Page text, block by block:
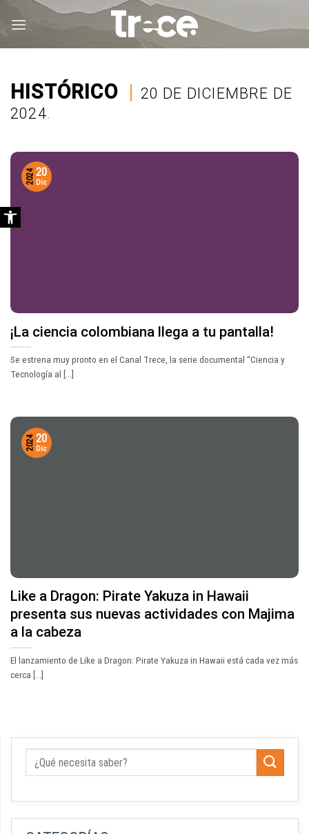
HISTÓRICO | 20 DE DICIEMBRE DE
2024.
¡La ciencia colombiana llega a tu pantalla!
Se estrena muy pronto en el Canal Trece, la serie documental “Ciencia y
Tecnología al [...]
20
Dic
2024
Like a Dragon: Pirate Yakuza in Hawaii
presenta sus nuevas actividades con Majima
a la cabeza
El lanzamiento de Like a Dragon: Pirate Yakuza in Hawaii está cada vez más
cerca [...]
20
Dic
2024
Abrir barra de herramientas